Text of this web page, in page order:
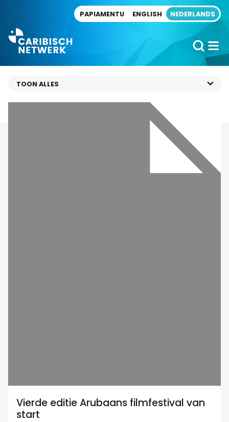
PAPIAMENTU ENGLISH NEDERLANDS
Vierde editie Arubaans filmfestival van
start